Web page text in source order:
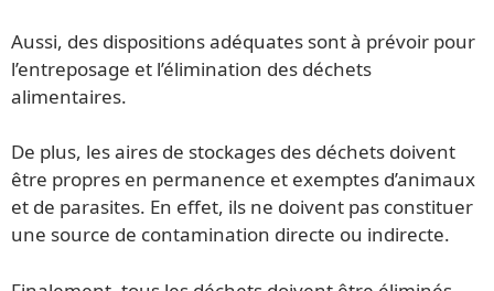
Aussi, des dispositions adéquates sont à prévoir pour
l’entreposage et l’élimination des déchets
alimentaires.
De plus, les aires de stockages des déchets doivent
être propres en permanence et exemptes d’animaux
et de parasites. En effet, ils ne doivent pas constituer
une source de contamination directe ou indirecte.